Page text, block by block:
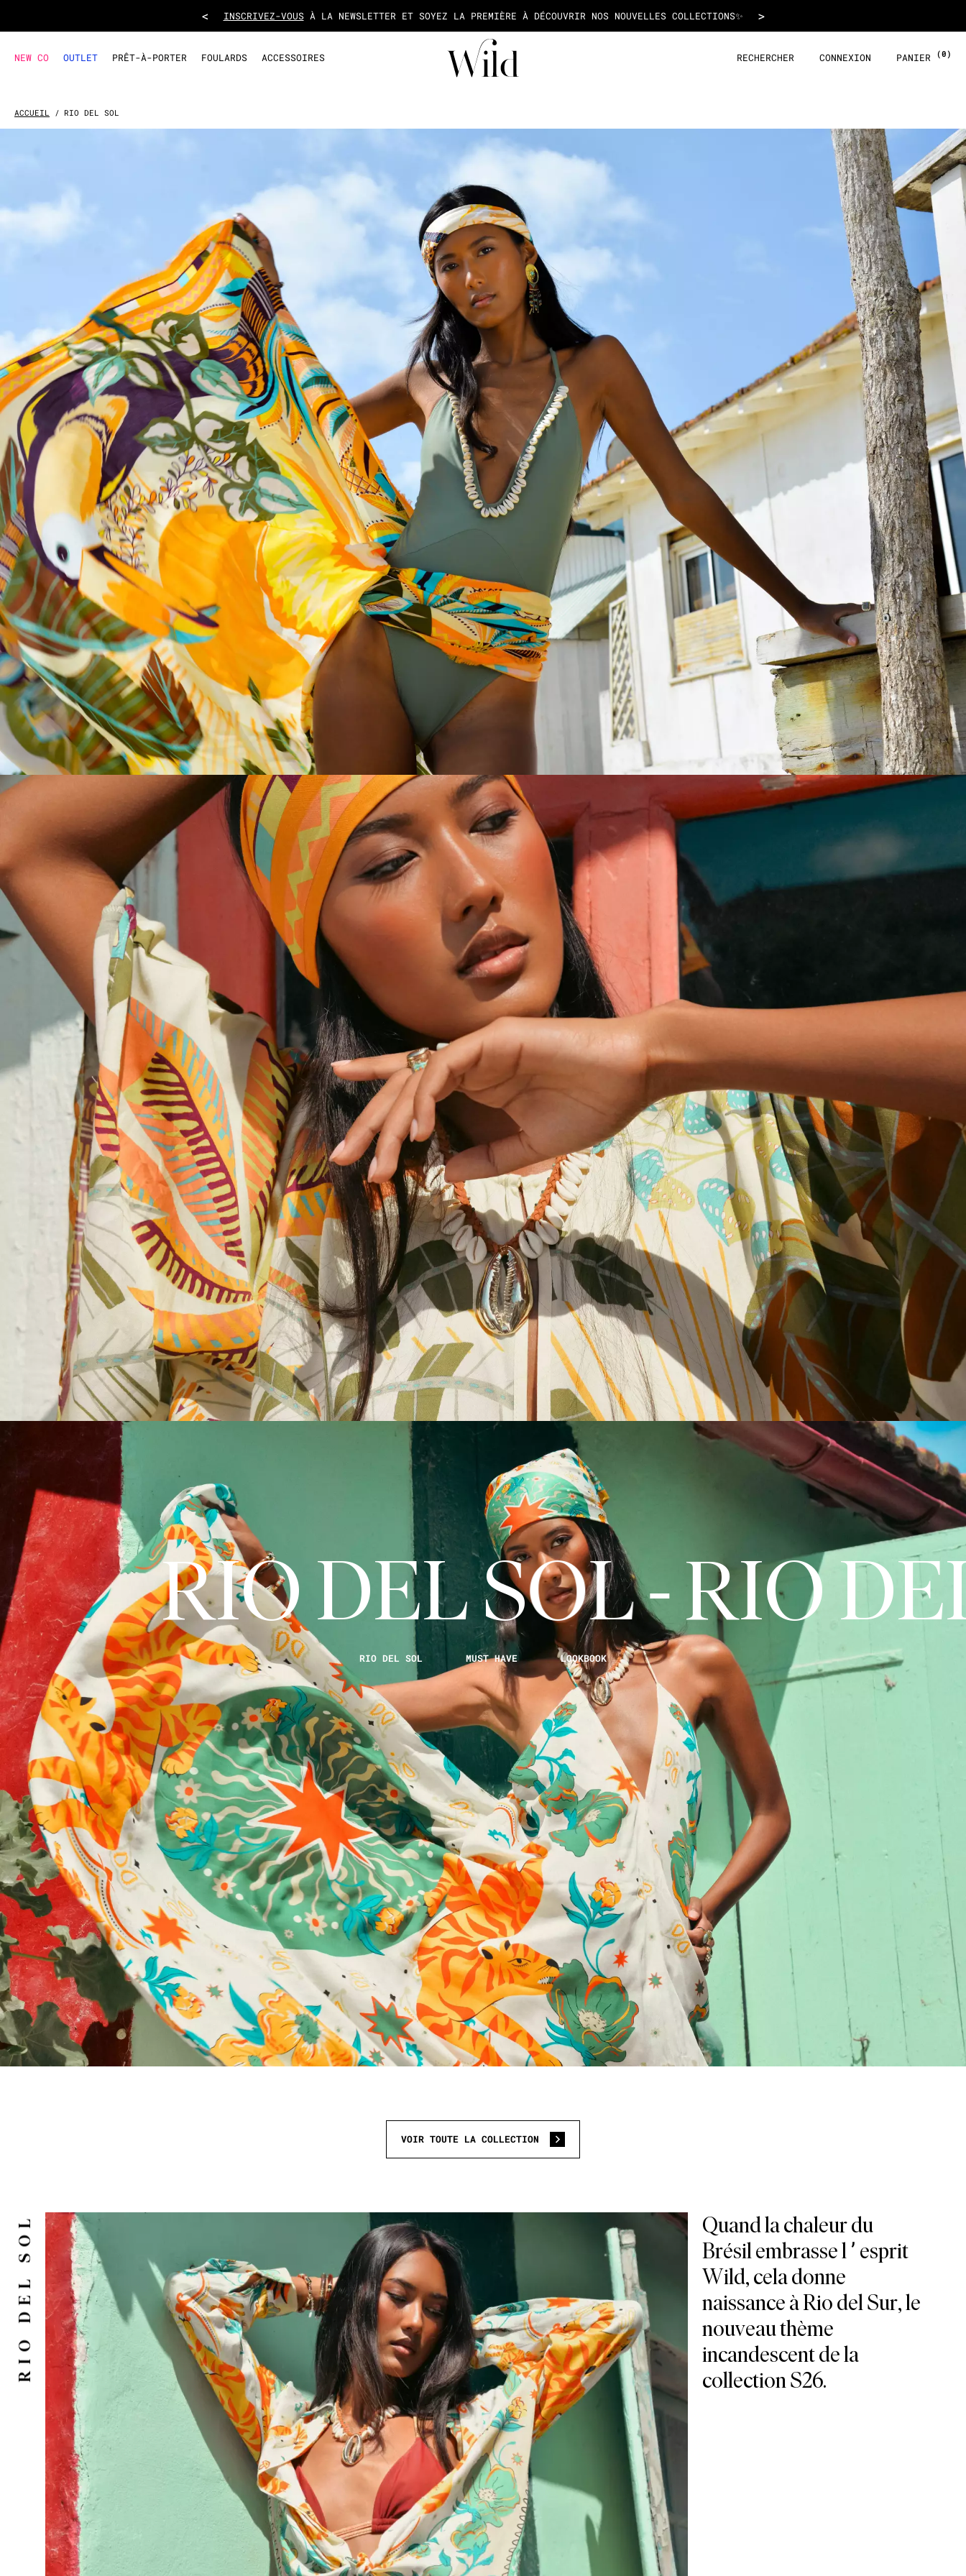
< LA LIVRAISON EST GRATUITE EN FRANCE À PARTIR DE 50€ D'ACHAT ! >
NEW CO OUTLET PRÊT-À-PORTER FOULARDS ACCESSOIRES RECHERCHER CONNEXION PANIER (0)
ACCUEIL RIO DEL SOL
RIO DEL SOL -
RIO DEL SOL MUST HAVE LOOKBOOK
VOIR TOUTE LA COLLECTION
RIO DEL SOL
Quand la chaleur du
Brésil embrasse l’esprit
Wild, cela donne
naissance à Rio del Sur, le
nouveau thème
incandescent de la
collection S26.